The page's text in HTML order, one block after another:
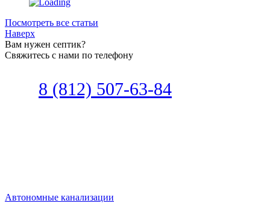
Посмотреть все статьи
Наверх
Вам нужен септик?
Свяжитесь с нами по телефону
8 (812) 507-63-84
Автономные канализации